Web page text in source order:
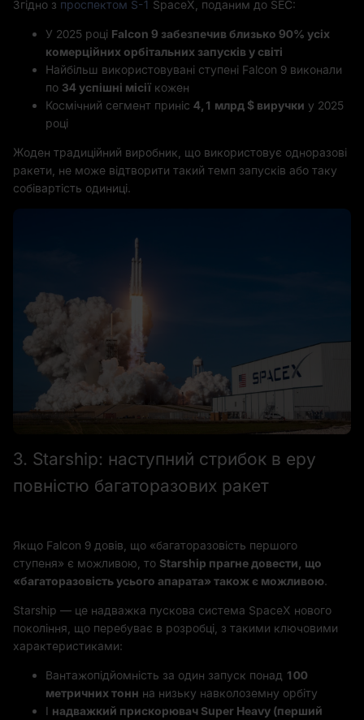
Згідно з проспектом S-1 SpaceX, поданим до SEC:
У 2025 році Falcon 9 забезпечив близько 90% усіх
комерційних орбітальних запусків у світі
Найбільш використовувані ступені Falcon 9 виконали
по 34 успішні місії кожен
Космічний сегмент приніс 4,1 млрд $ виручки у 2025
році
Жоден традиційний виробник, що використовує одноразові
ракети, не може відтворити такий темп запусків або таку
собівартість одиниці.
3. Starship: наступний стрибок в еру
повністю багаторазових ракет
Якщо Falcon 9 довів, що «багаторазовість першого
ступеня» є можливою, то Starship прагне довести, що
«багаторазовість усього апарата» також є можливою.
Starship — це надважка пускова система SpaceX нового
покоління, що перебуває в розробці, з такими ключовими
характеристиками:
Вантажопідйомність за один запуск понад 100
метричних тонн на низьку навколоземну орбіту
І надважкий прискорювач Super Heavy (перший